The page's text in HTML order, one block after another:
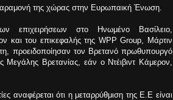
της χώρας στην Ευρωπαική Ένωση.
επιχειρήσεων στο Ηνωμένο Βασίλειο,
και του επικεφαλής της WPP Group, Μάρτιν
προειδοποίησαν τον Βρετανό πρωθυπουργό
Μεγάλης Βρετανίας, εάν ο Ντέιβιντ Κάμερον,
αναφέρεται ότι η μεταρρύθμιση της Ε.Ε είναι